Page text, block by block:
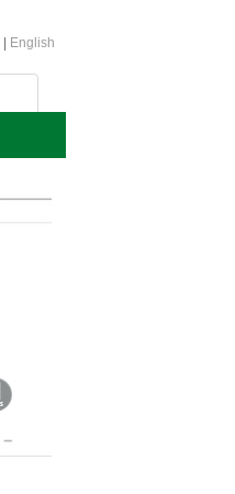
| English